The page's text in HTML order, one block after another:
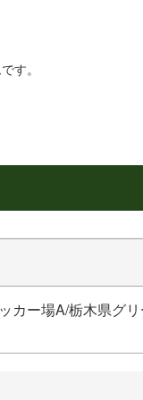
す。
カー場A/栃木県グ